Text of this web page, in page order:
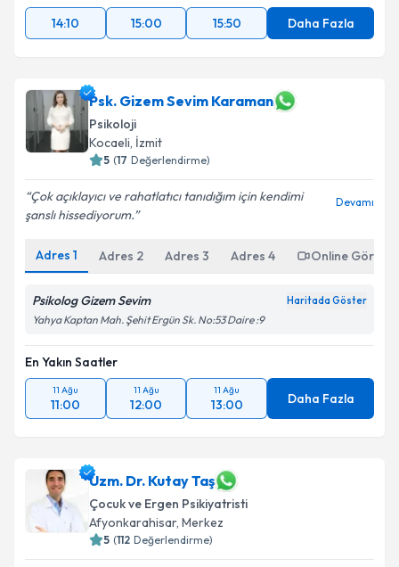
14:10
15:00 15:50 Daha Fazla
Psk. Gizem Sevim Karaman
Psikoloji
Kocaeli, İzmit
5 (17 Değerlendirme)
Çok açıklayıcı ve rahatlatıcı tanıdığım için kendimi
şanslı hissediyorum.
Devamı
Adres 1 Adres 2 Adres 3 Adres 4 Online
Psikolog Gizem Sevim Haritada Göster
Yahya Kaptan Mah. Şehit Ergün Sk. No:53 Daire :9
En Yakın Saatler
11 Ağu
11:00
11 Ağu
12:00
11 Ağu
13:00 Daha Fazla
Uzm. Dr. Kutay Taş
Çocuk ve Ergen Psikiyatristi
Afyonkarahisar, Merkez
5 (112 Değerlendirme)